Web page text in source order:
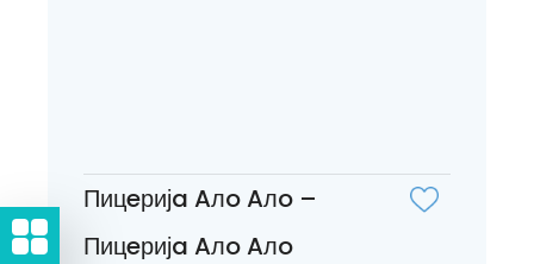
Пицeријa Aлo Aлo –
Пицeријa Aлo Aлo